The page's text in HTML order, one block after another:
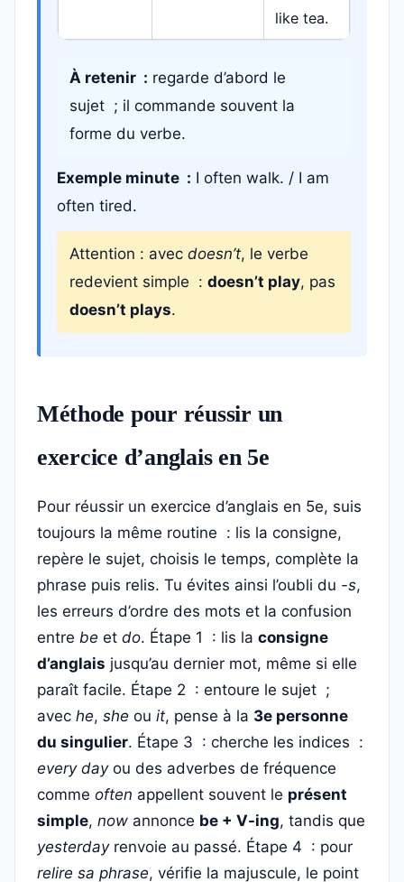
like tea.
À retenir : regarde d’abord le
sujet ; il commande souvent la
forme du verbe.
Exemple minute : I often walk. / I am
often tired.
Attention : avec doesn’t, le verbe
redevient simple : doesn’t play, pas
doesn’t plays.
Méthode pour réussir un
exercice d’anglais en 5e
Pour réussir un exercice d’anglais en 5e, suis
toujours la même routine : lis la consigne,
repère le sujet, choisis le temps, complète la
phrase puis relis. Tu évites ainsi l’oubli du -s,
les erreurs d’ordre des mots et la confusion
entre be et do. Étape 1 : lis la consigne
d’anglais jusqu’au dernier mot, même si elle
paraît facile. Étape 2 : entoure le sujet ;
avec he, she ou it, pense à la 3e personne
du singulier. Étape 3 : cherche les indices :
every dayou des adverbes de fréquence
comme often appellent souvent le présent
simple, now annonce be + V-ing, tandis que
yesterdayrenvoie au passé. Étape 4 : pour
relire sa phrase, vérifie la majuscule, le point